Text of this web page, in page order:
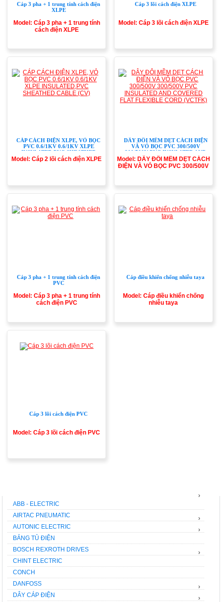
Cáp 3 pha + 1 trung tính cách điện
XLPE
Model: Cáp 3 pha + 1 trung tính
cách điện XLPE
Cáp 3 lõi cách điện XLPE
Model: Cáp 3 lõi cách điện XLPE
CÁP CÁCH ĐIỆN XLPE, VỎ BỌC
PVC 0.6/1KV 0.6/1KV XLPE
INSULATED,PVC SHEATHED
CABLE (CV)
Model: Cáp 2 lõi cách điện XLPE
DÂY ĐÔI MỀM DẸT CÁCH ĐIỆN
VÀ VỎ BỌC PVC 300/500V
300/500V PVC INSULATED AND
COVERED FLAT FLEXIBLE CORD
(VCTFK)
Model: DÂY ĐÔI MỀM DẸT CÁCH
ĐIỆN VÀ VỎ BỌC PVC 300/500V
Cáp 3 pha + 1 trung tính cách điện
PVC
Model: Cáp 3 pha + 1 trung tính
cách điện PVC
Cáp điều khiển chống nhiễu taya
Model: Cáp điều khiển chống
nhiễu taya
Cáp 3 lõi cách điện PVC
Model: Cáp 3 lõi cách điện PVC
ABB - ELECTRIC
›
AIRTAC PNEUMATIC
AUTONIC ELECTRIC
›
BẢNG TỦ ĐIỆN
›
BOSCH REXROTH DRIVES
CHINT ELECTRIC
›
CONCH
DANFOSS
DÂY CÁP ĐIỆN
›
›